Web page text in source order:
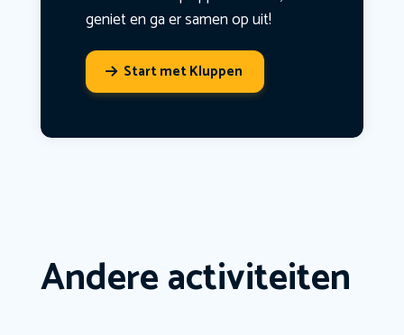
geniet en ga er samen op uit!
Start met Kluppen
Andere activiteiten